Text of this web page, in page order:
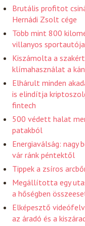
Brutális profitot
Hernádi Zsolt cége
Több mint 800
villanyos
Kiszámolta a
klímahasználat a
Elhárult minden
is elindítja
fintech
500 védett halat
patakból
Energiaválság:
vár ránk péntektől
Tippek a zsíros
Megállította egy
a hőségben
Elképesztő
az áradó és a